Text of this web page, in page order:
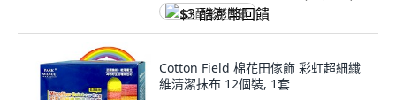
$3 酷澎幣回饋
Cotton Field 棉花田傢飾 彩虹超細纖
維清潔抹布 12個裝, 1套